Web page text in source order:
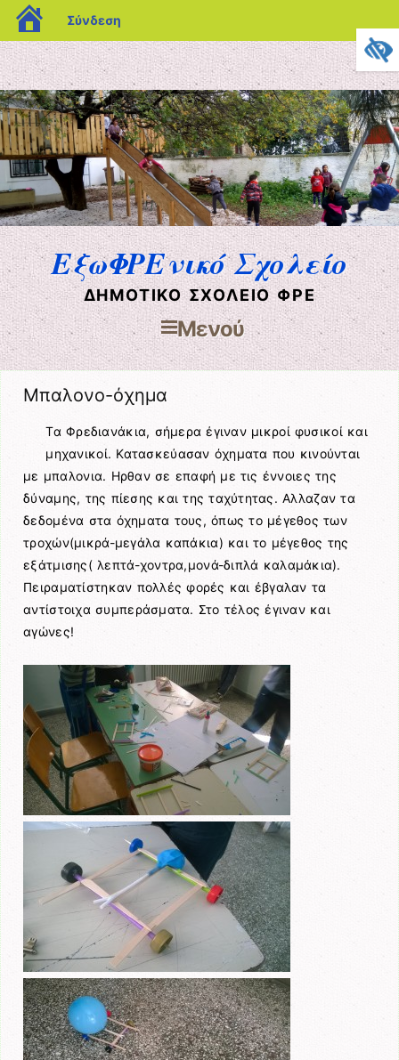
blogs.sch.gr
Σύνδεση
ΕξωΦΡΕνικό Σχολείο
ΔΗΜΟΤΙΚΌ ΣΧΟΛΕΊΟ ΦΡΕ
Μενού
Μετάβαση στο περιεχόμενο
Μπαλονο-όχημα
Τα Φρεδιανάκια, σήμερα έγιναν μικροί φυσικοί και
μηχανικοί. Κατασκεύασαν όχηματα που κινούνται
με μπαλονια. Ηρθαν σε επαφή με τις έννοιες της
δύναμης, της πίεσης και της ταχύτητας. Αλλαζαν τα
δεδομένα στα όχηματα τους, όπως το μέγεθος των
τροχών(μικρά-μεγάλα καπάκια) και το μέγεθος της
εξάτμισης( λεπτά-χοντρα,μονά-διπλά καλαμάκια).
Πειραματίστηκαν πολλές φορές και έβγαλαν τα
αντίστοιχα συμπεράσματα. Στο τέλος έγιναν και
αγώνες!